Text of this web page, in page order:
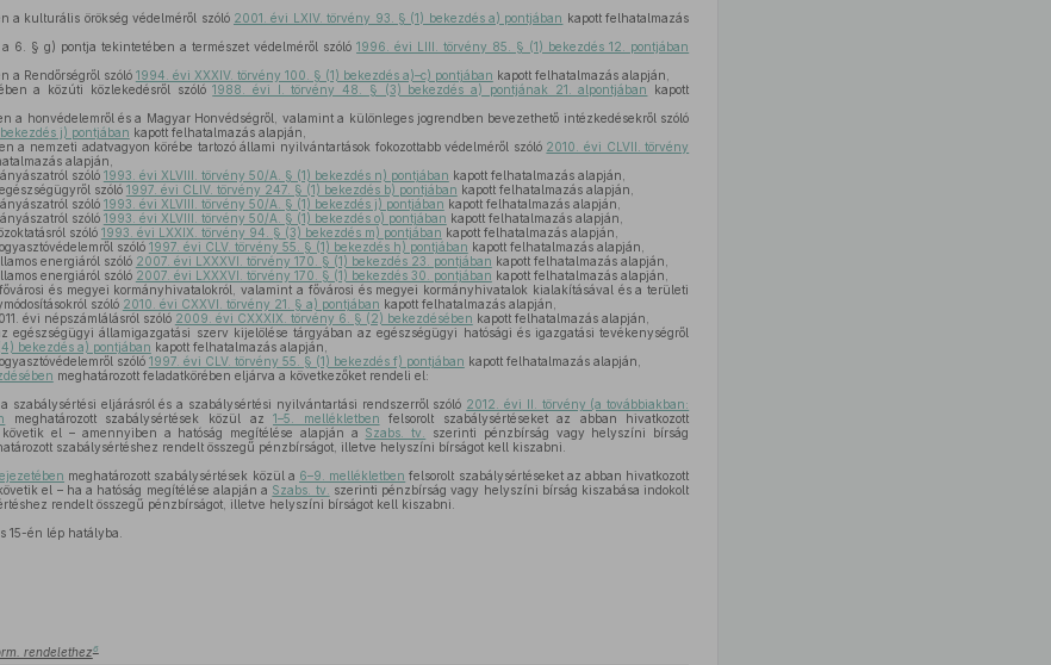
a kulturális örökség védelméről szóló 2001. évi LXIV. törvény 93. § (1) bekezdés a) pontjában kapott felhatalmazás
6. § g) pontja tekintetében a természet védelméről szóló1996. évi LIII. törvény 85. § (1) bekezdés 12. pontjában
a Rendőrségről szóló 1994. évi XXXIV. törvény 100. § (1) bekezdés a)–c) pontjában kapott felhatalmazás alapján,
a közúti közlekedésről szóló1988. évi I. törvény 48. § (3) bekezdés a) pontjának 21. alpontjában
kapott
a honvédelemről és a Magyar Honvédségről, valamint a különleges jogrendben bevezethető intézkedésekről szóló
j) pontjában kapott felhatalmazás alapján,
a nemzeti adatvagyon körébe tartozó állami nyilvántartások fokozottabb védelméről szóló 2010. évi CLVII. törvény
alapján,
szóló 1993. évi XLVIII. törvény 50/A. § (1) bekezdés n) pontjában kapott felhatalmazás alapján,
szóló 1997. évi CLIV. törvény 247. § (1) bekezdés b) pontjában kapott felhatalmazás alapján,
szóló 1993. évi XLVIII. törvény 50/A. § (1) bekezdés j) pontjában kapott felhatalmazás alapján,
szóló 1993. évi XLVIII. törvény 50/A. § (1) bekezdés o) pontjában kapott felhatalmazás alapján,
szóló 1993. évi LXXIX. törvény 94. § (3) bekezdés m) pontjában kapott felhatalmazás alapján,
szóló 1997. évi CLV. törvény 55. § (1) bekezdés h) pontjában kapott felhatalmazás alapján,
energiáról szóló 2007. évi LXXXVI. törvény 170. § (1) bekezdés 23. pontjában kapott felhatalmazás alapján,
energiáról szóló 2007. évi LXXXVI. törvény 170. § (1) bekezdés 30. pontjában kapott felhatalmazás alapján,
és megyei kormányhivatalokról, valamint a fővárosi és megyei kormányhivatalok kialakításával és a területi
szóló 2010. évi CXXVI. törvény 21. § a) pontjában kapott felhatalmazás alapján,
évi népszámlálásról szóló 2009. évi CXXXIX. törvény 6. § (2) bekezdésében kapott felhatalmazás alapján,
államigazgatási szerv kijelölése tárgyában az egészségügyi hatósági és igazgatási tevékenységről
bekezdés a) pontjában kapott felhatalmazás alapján,
szóló 1997. évi CLV. törvény 55. § (1) bekezdés f) pontjában kapott felhatalmazás alapján,
meghatározott feladatkörében eljárva a következőket rendeli el:
szabálysértési eljárásról és a szabálysértési nyilvántartási rendszerről szóló 2012. évi II. törvény (a továbbiakban:
meghatározott szabálysértések közül az1–5. mellékletben felsorolt szabálysértéseket az abban hivatkozott
követik el – amennyiben a hatóság megítélése alapján a Szabs. tv.
szerinti pénzbírság vagy helyszíni bírság
szabálysértéshez rendelt összegű pénzbírságot, illetve helyszíni bírságot kell kiszabni.
meghatározott szabálysértések közül a 6–9. mellékletben felsorolt szabálysértéseket az abban hivatkozott
el – ha a hatóság megítélése alapján a Szabs. tv.
szerinti pénzbírság vagy helyszíni bírság kiszabása indokolt
rendelt összegű pénzbírságot, illetve helyszíni bírságot kell kiszabni.
15-én lép hatályba.
rendelethez6